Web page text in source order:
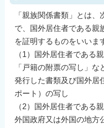
「親族関係書類」とは
で、国外居住者である親
を証明するものをいいま
（1）国外居住者である
「戸籍の附票の写し」
発行した書類及び国外居
ポート）の写し
（2）国外居住者である
外国政府又は外国の地方